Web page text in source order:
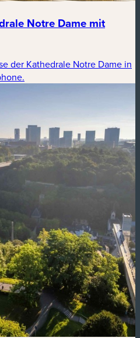
Notre Dame mit
der Kathedrale Notre Dame in